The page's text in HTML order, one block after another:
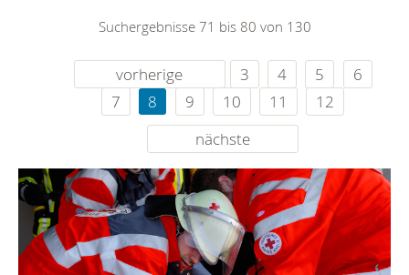
Suchergebnisse 71 bis 80 von 130
vorherige 3 4 5
6
7
8 9 10 11
12
nächste